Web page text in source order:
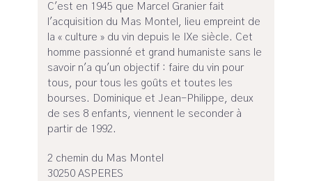
C'est en 1945 que Marcel Granier fait
l'acquisition du Mas Montel, lieu empreint de
la « culture » du vin depuis le IXe siècle. Cet
homme passionné et grand humaniste sans le
savoir n'a qu'un objectif : faire du vin pour
tous, pour tous les goûts et toutes les
bourses. Dominique et Jean-Philippe, deux
de ses 8 enfants, viennent le seconder à
partir de 1992.
2 chemin du Mas Montel
30250 ASPERES